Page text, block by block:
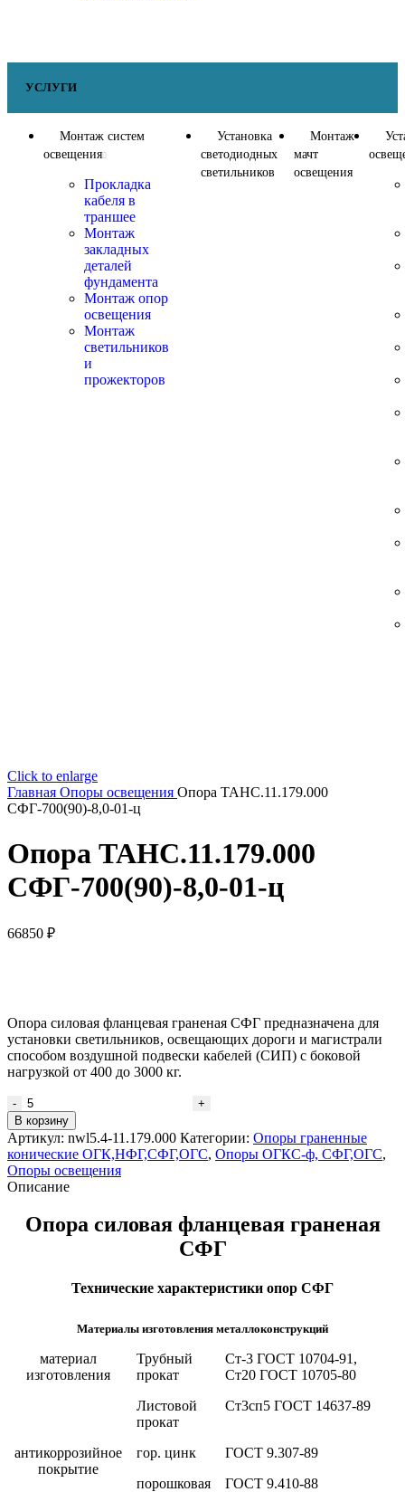
УСЛУГИ
Монтаж систем
освещения
Прокладка
кабеля в
траншее
Монтаж
закладных
деталей
фундамента
Монтаж опор
освещения
Монтаж
светильников
и
прожекторов
Установка
светодиодных
светильников
Монтаж
мачт
освещения
Click to enlarge
Главная Опоры освещения Опора ТАНС.11.179.000
СФГ-700(90)-8,0-01-ц
Опора ТАНС.11.179.000
СФГ-700(90)-8,0-01-ц
66850 ₽
Опора силовая фланцевая граненая СФГ предназначена для
установки светильников, освещающих дороги и магистрали
способом воздушной подвески кабелей (СИП) с боковой
нагрузкой от 400 до 3000 кг.
В корзину
Артикул: nwl5.4-11.179.000 Категории: Опоры граненные
конические ОГК,НФГ,СФГ,ОГС, Опоры ОГКС-ф, СФГ,ОГС,
Опоры освещения
Описание
Опора силовая фланцевая граненая
СФГ
Технические характеристики опор СФГ
Материалы изготовления металлоконструкций
материал
изготовления
Трубный
прокат
Ст-3 ГОСТ 10704-91,
Ст20 ГОСТ 10705-80
Листовой
прокат
Ст3сп5 ГОСТ 14637-89
антикоррозийное
покрытие
гор. цинк
ГОСТ 9.307-89
порошковая
ГОСТ 9.410-88